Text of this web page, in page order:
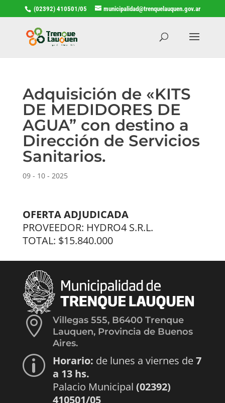
(02392) 410501/05 municipalidad@trenquelauquen.gov.ar
Adquisición de «KITS
DE MEDIDORES DE
AGUA” con destino a
Dirección de Servicios
Sanitarios.
09 - 10 - 2025
OFERTA ADJUDICADA
PROVEEDOR: HYDRO4 S.R.L.
TOTAL: $15.840.000

Villegas 555, B6400 Trenque
Lauquen, Provincia de Buenos
Aires.
p Horario: de lunes a viernes de7
a 13 hs.
Palacio Municipal (02392)
410501/05